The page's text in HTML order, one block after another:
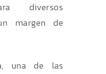
diversos
margen de
una de las